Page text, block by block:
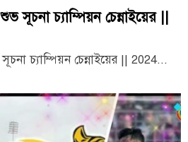
সূচনা চ্যাম্পিয়ন চেন্নাইয়ের ||
চ্যাম্পিয়ন চেন্নাইয়ের || 2024...